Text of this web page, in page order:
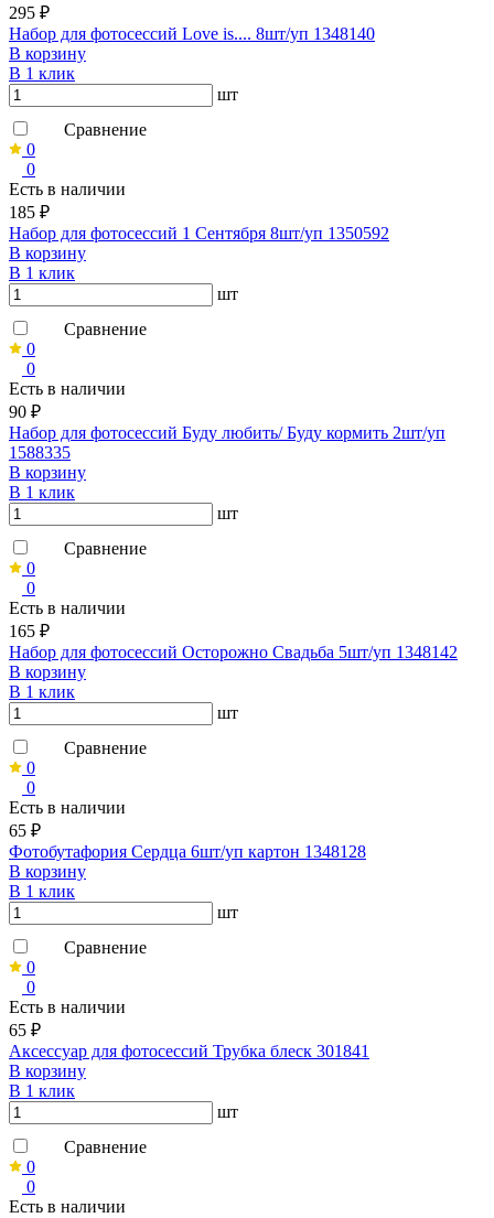
295 ₽
Набор для фотосессий Love is.... 8шт/уп 1348140
В корзину
В 1 клик
шт
Сравнение
0
0
Есть в наличии
185 ₽
Набор для фотосессий 1 Сентября 8шт/уп 1350592
В корзину
В 1 клик
шт
Сравнение
0
0
Есть в наличии
90 ₽
Набор для фотосессий Буду любить/ Буду кормить 2шт/уп
1588335
В корзину
В 1 клик
шт
Сравнение
0
0
Есть в наличии
165 ₽
Набор для фотосессий Осторожно Свадьба 5шт/уп 1348142
В корзину
В 1 клик
шт
Сравнение
0
0
Есть в наличии
65 ₽
Фотобутафория Сердца 6шт/уп картон 1348128
В корзину
В 1 клик
шт
Сравнение
0
0
Есть в наличии
65 ₽
Аксессуар для фотосессий Трубка блеск 301841
В корзину
В 1 клик
шт
Сравнение
0
0
Есть в наличии